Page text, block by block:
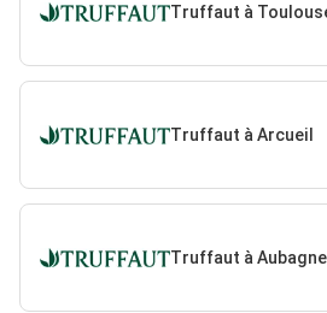
Truffaut à
Truffaut à Arcueil
Truffaut à Aubagne